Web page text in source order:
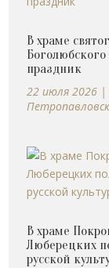
В храме
праздник
22 июля 2026
В храме
Люберецких
русской